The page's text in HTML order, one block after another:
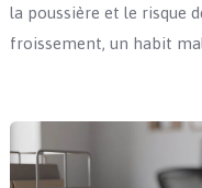
la poussière et le risque
froissement, un habit mal